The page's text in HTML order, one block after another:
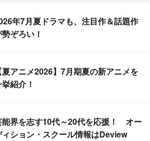
年7月夏ドラマも、注目作＆話題作
ぞろい！
夏アニメ2026】7月期夏の新アニメを
紹介！
能界を志す10代～20代を応援！ オー
ィション・スクール情報はDeview